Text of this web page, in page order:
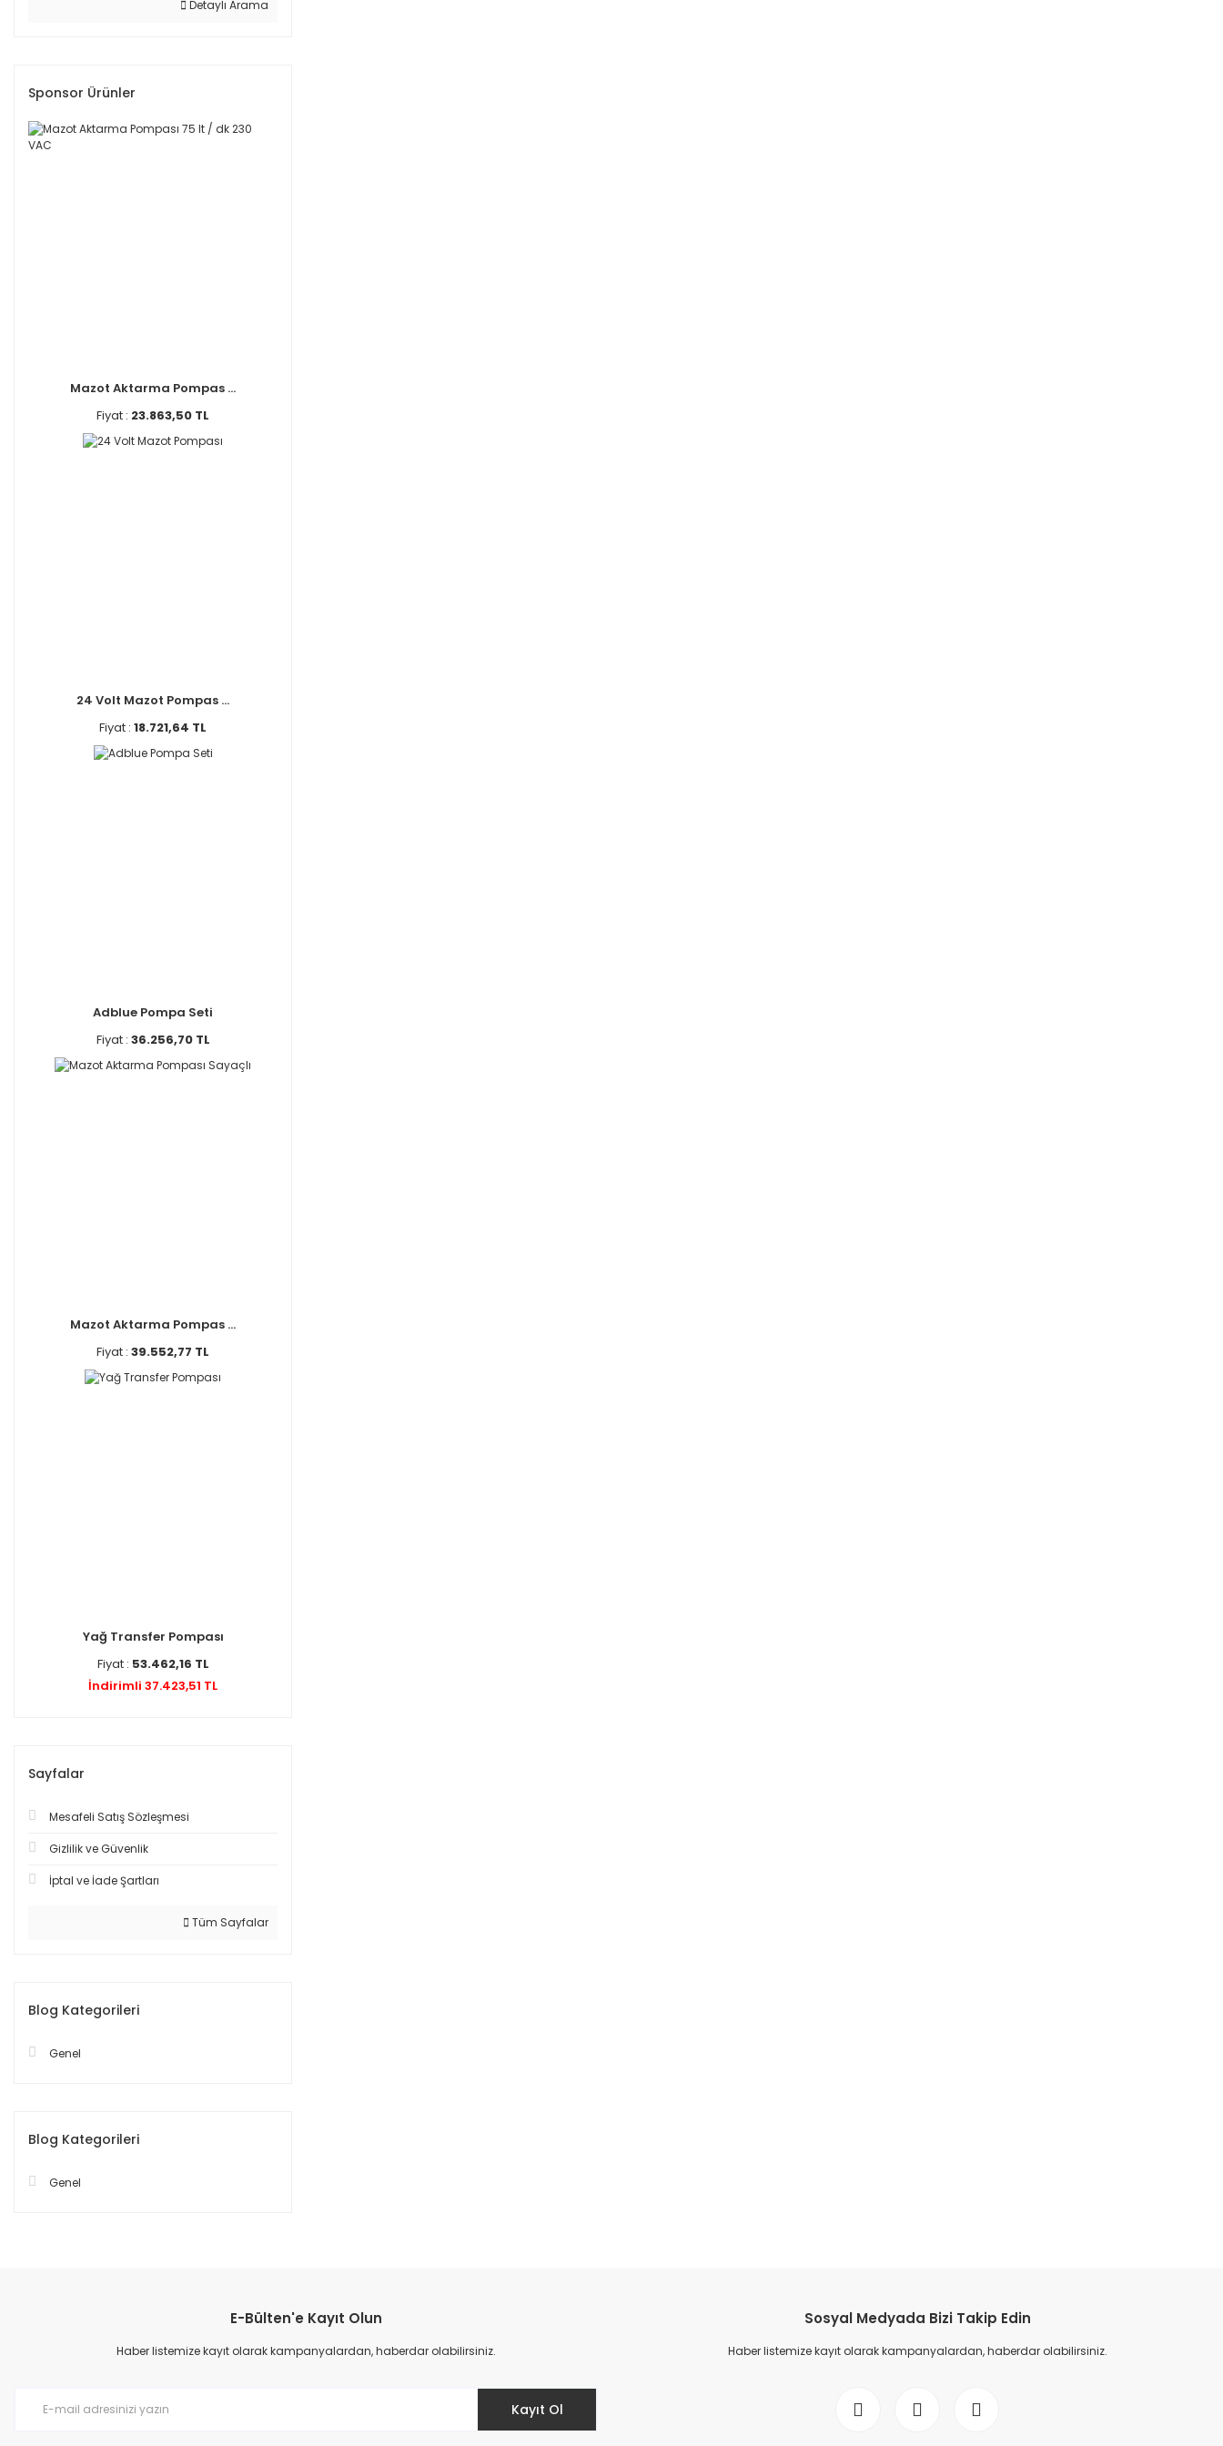
Detaylı Arama
Sponsor Ürünler
Mazot Aktarma Pompas ...
Fiyat : 23.863,50 TL
24 Volt Mazot Pompas ...
Fiyat : 18.721,64 TL
Adblue Pompa Seti
Fiyat : 36.256,70 TL
Mazot Aktarma Pompas ...
Fiyat : 39.552,77 TL
Yağ Transfer Pompası
Fiyat : 53.462,16 TL
İndirimli 37.423,51 TL
Sayfalar
Mesafeli Satış Sözleşmesi
Gizlilik ve Güvenlik
İptal ve İade Şartları
Tüm Sayfalar
Blog Kategorileri
Genel
Blog Kategorileri
Genel
E-Bülten'e Kayıt Olun
Haber listemize kayıt olarak kampanyalardan, haberdar olabilirsiniz.
Kayıt Ol
Sosyal Medyada Bizi Takip Edin
Haber listemize kayıt olarak kampanyalardan, haberdar olabilirsiniz.